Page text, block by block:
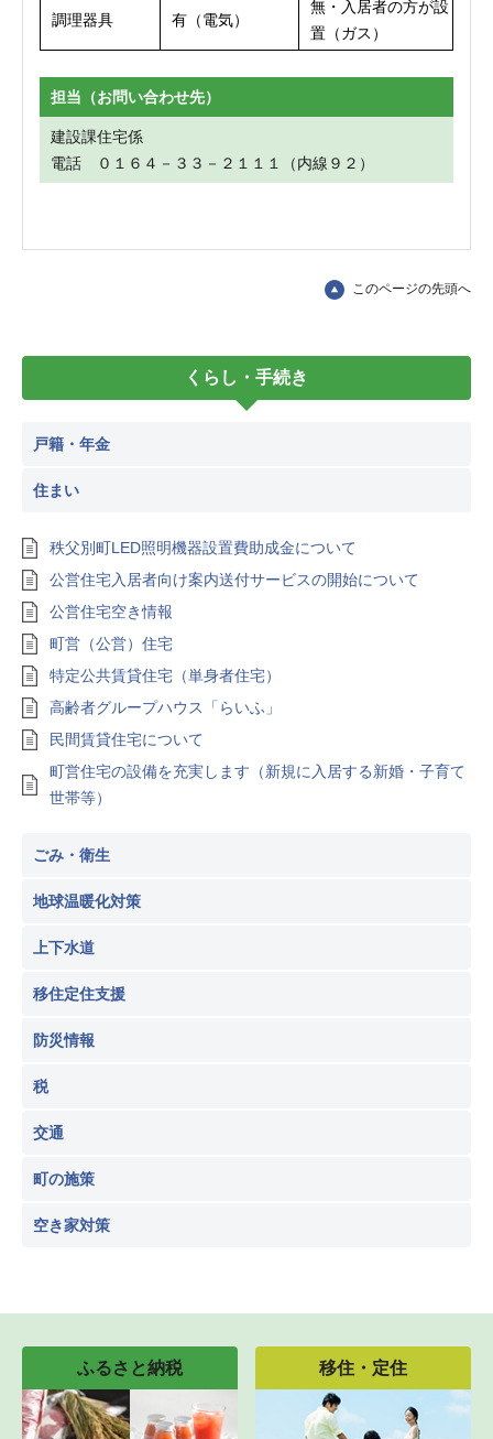
調理器具 有（電気）
無・入居者の方が設
置（ガス）
担当（お問い合わせ先）
建設課住宅係
電話 ０１６４－３３－２１１１（内線９２）
このページの先頭へ
くらし・手続き
戸籍・年金
住まい
秩父別町LED照明機器設置費助成金について
公営住宅入居者向け案内送付サービスの開始について
公営住宅空き情報
町営（公営）住宅
特定公共賃貸住宅（単身者住宅）
高齢者グループハウス「らいふ」
民間賃貸住宅について
町営住宅の設備を充実します（新規に入居する新婚・子育て
世帯等）
ごみ・衛生
地球温暖化対策
上下水道
移住定住支援
防災情報
税
交通
町の施策
空き家対策
ふるさと納税 移住・定住